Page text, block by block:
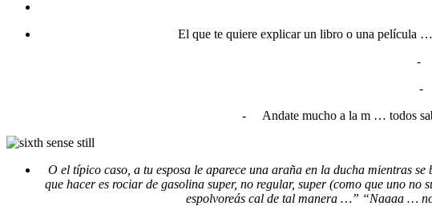
El que te quiere explicar un libro o una película
-
-
-
Andate mucho a la m … todos
O el típico caso, a tu esposa le aparece una araña en la ducha mientras
que hacer es rociar de gasolina super, no regular, super (como que uno
espolvoreás cal de tal manera …” “Naaaa …